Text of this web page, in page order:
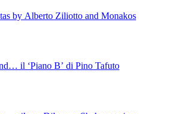
Cantus Nativitas by Alberto Ziliotto and Monakos
il ‘Piano B’ di Pino Tafuto